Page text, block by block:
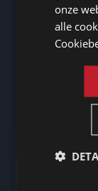
Unsere
Frankreich
Vereinigtes
onze
alle